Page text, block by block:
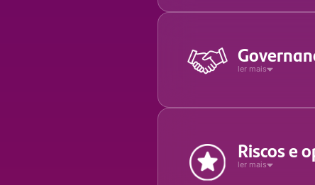
ler mais
Riscos e
ler mais